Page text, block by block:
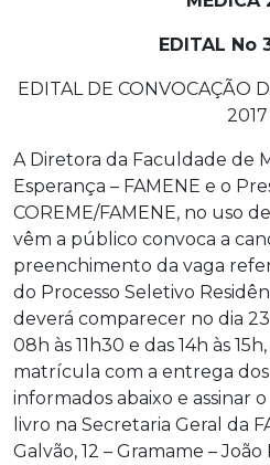
EDITAL No
EDITAL DE CONVOCAÇÃO
2017
A Diretora da Faculdade de
Esperança – FAMENE e o
COREME/FAMENE, no uso
vêm a público convoca a
preenchimento da vaga
do Processo Seletivo
deverá comparecer no dia
08h às 11h30 e das 14h às
matrícula com a entrega
informados abaixo e assinar
livro na Secretaria Geral da
Galvão, 12 – Gramame – João